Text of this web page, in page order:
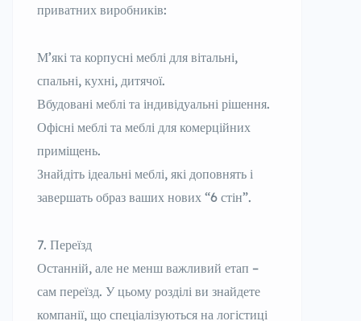
приватних виробників:
М’які та корпусні меблі для вітальні,
спальні, кухні, дитячої.
Вбудовані меблі та індивідуальні рішення.
Офісні меблі та меблі для комерційних
приміщень.
Знайдіть ідеальні меблі, які доповнять і
завершать образ ваших нових “6 стін”.
Переїзд
Останній, але не менш важливий етап –
сам переїзд. У цьому розділі ви знайдете
компанії, що спеціалізуються на логістиці